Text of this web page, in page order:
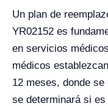
Un plan de
YR02152 es
en servicios
médicos
12 meses, donde
se determinará si